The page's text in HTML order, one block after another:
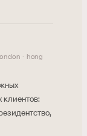
· hong
клиентов: